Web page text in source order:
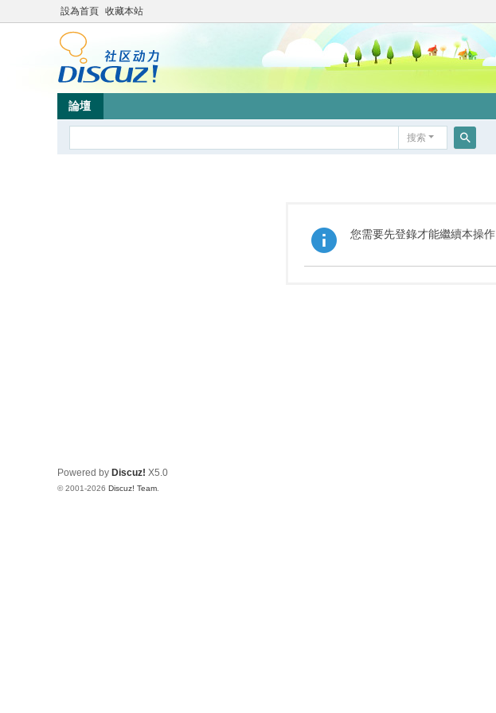
設為首頁 收藏本站
論壇
搜索
您需要先登錄才能繼續本操作
Powered by Discuz! X5.0
© 2001-2026 Discuz! Team